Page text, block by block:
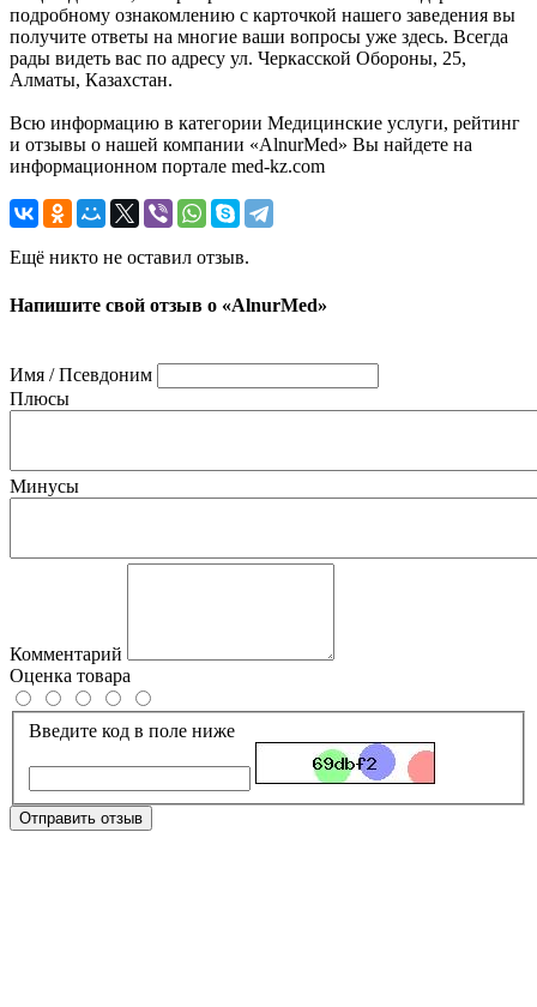
подробному ознакомлению с карточкой нашего заведения вы
получите ответы на многие ваши вопросы уже здесь. Всегда
рады видеть вас по адресу ул. Черкасской Обороны, 25,
Алматы, Казахстан.
Всю информацию в категории Медицинские услуги, рейтинг
и отзывы о нашей компании «AlnurMed» Вы найдете на
информационном портале med-kz.com
Ещё никто не оставил отзыв.
Напишите свой отзыв о «AlnurMed»
Имя / Псевдоним
Плюсы
Минусы
Комментарий
Оценка товара
Введите код в поле ниже
Отправить отзыв